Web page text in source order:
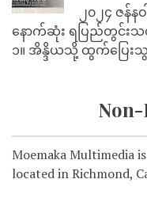
၂၀၂၄ ဇန်
နောက်ဆုံး ရပြည်တွင်းသတ
၁။ အိန္ဒိယသို့ ထွက်ပြေး
Moemaka Multimedia
located in Richmond,